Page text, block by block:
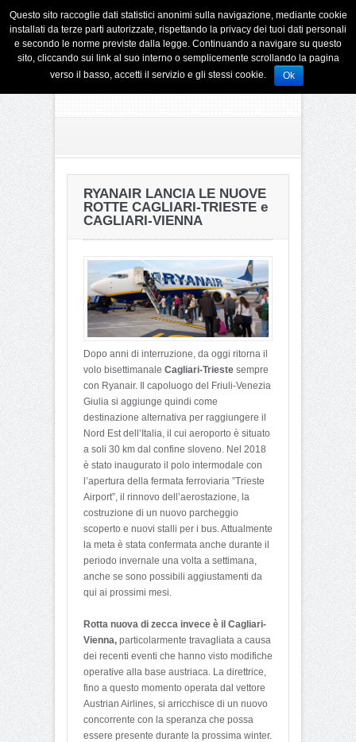
RYANAIR LANCIA LE NUOVE
ROTTE CAGLIARI-TRIESTE e
CAGLIARI-VIENNA
Dopo anni di interruzione, da oggi ritorna il
volo bisettimanale Cagliari-Trieste sempre
con Ryanair. Il capoluogo del Friuli-Venezia
Giulia si aggiunge quindi come
destinazione alternativa per raggiungere il
Nord Est dell’Italia, il cui aeroporto è situato
a soli 30 km dal confine sloveno. Nel 2018
è stato inaugurato il polo intermodale con
l’apertura della fermata ferroviaria ”Trieste
Airport”, il rinnovo dell’aerostazione, la
costruzione di un nuovo parcheggio
scoperto e nuovi stalli per i bus. Attualmente
la meta è stata confermata anche durante il
periodo invernale una volta a settimana,
anche se sono possibili aggiustamenti da
qui ai prossimi mesi.
Rotta nuova di zecca invece è il Cagliari-
Vienna, particolarmente travagliata a causa
dei recenti eventi che hanno visto modifiche
operative alla base austriaca. La direttrice,
fino a questo momento operata dal vettore
Austrian Airlines, si arricchisce di un nuovo
concorrente con la speranza che possa
essere presente durante la prossima winter.
Questo sito raccoglie dati statistici anonimi sulla navigazione, mediante cookie
installati da terze parti autorizzate, rispettando la privacy dei tuoi dati personali
e secondo le norme previste dalla legge. Continuando a navigare su questo
sito, cliccando sui link al suo interno o semplicemente scrollando la pagina
verso il basso, accetti il servizio e gli stessi cookie.
Ok